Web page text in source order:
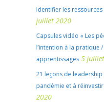
Identifier les
juillet 2020
Capsules vidéo « Les
l’intention à la pratique
apprentissages 5
21 leçons de
pandémie et à
2020